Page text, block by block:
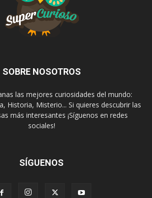
SOBRE NOSOTROS
las mejores curiosidades del mundo:
Historia, Misterio... Si quieres descubrir las
más interesantes ¡Síguenos en redes
sociales!
SÍGUENOS